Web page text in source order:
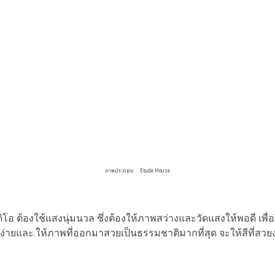
ภาพประกอบ : Etude House
องใช้แสงนุ่มนวล ซึ่งต้องให้ภาพสว่างและวัดแสงให้พอดี เพื่อ
ายและ.ให้ภาพที่ออกมาสวยเป็นธรรมชาติมากที่สุด จะให้สีที่ส